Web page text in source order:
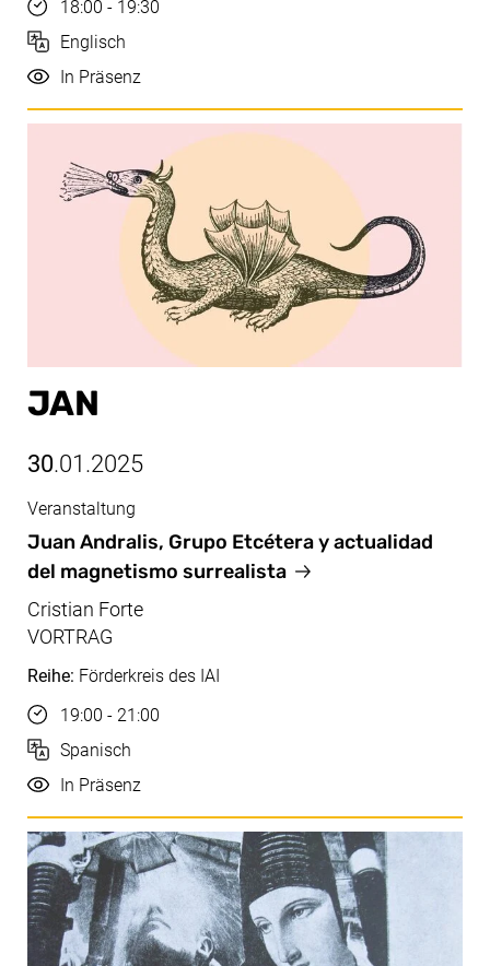
Uhrzeit
18:00 - 19:30
Sprache
Englisch
Durchführung
In Präsenz
JAN
30.01.2025
Jan, 30.01.2025
Juan Andralis, Grupo Etcétera y actualidad
del magnetismo surrealista
Veranstaltung
Cristian Forte
VORTRAG
Reihe: Förderkreis des IAI
Uhrzeit
19:00 - 21:00
Sprache
Spanisch
Durchführung
In Präsenz